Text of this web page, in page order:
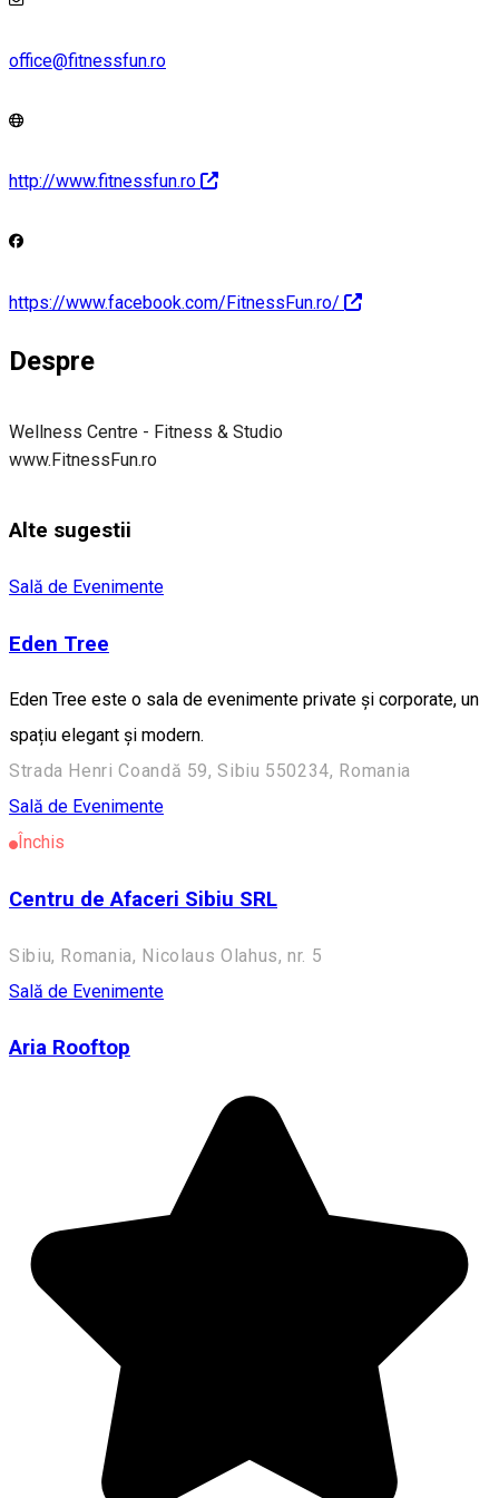
office@fitnessfun.ro
http://www.fitnessfun.ro
https://www.facebook.com/FitnessFun.ro/
Despre
Wellness Centre - Fitness & Studio
www.FitnessFun.ro
Alte sugestii
Sală de Evenimente
Eden Tree
Eden Tree este o sala de evenimente private și corporate, un
spațiu elegant și modern.
Strada Henri Coandă 59, Sibiu 550234, Romania
Sală de Evenimente
Închis
Centru de Afaceri Sibiu SRL
Sibiu, Romania, Nicolaus Olahus, nr. 5
Sală de Evenimente
Aria Rooftop